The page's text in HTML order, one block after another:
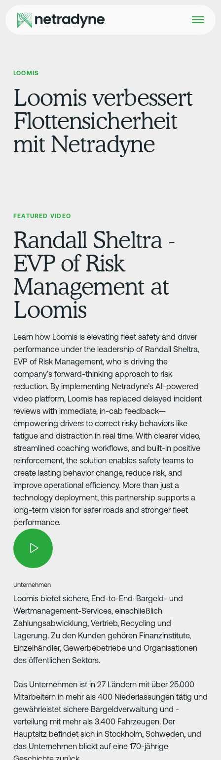
LOOMIS
Loomis verbessert
Flottensicherheit
mit Netradyne
FEATURED VIDEO
Randall Sheltra -
EVP of Risk
Management at
Loomis
Learn how Loomis is elevating fleet safety and driver
performance under the leadership of Randall Sheltra,
EVP of Risk Management, who is driving the
company’s forward-thinking approach to risk
reduction. By implementing Netradyne’s AI-powered
video platform, Loomis has replaced delayed incident
reviews with immediate, in-cab feedback—
empowering drivers to correct risky behaviors like
fatigue and distraction in real time. With clearer video,
streamlined coaching workflows, and built-in positive
reinforcement, the solution enables safety teams to
create lasting behavior change, reduce risk, and
improve operational efficiency. More than just a
technology deployment, this partnership supports a
long-term vision for safer roads and stronger fleet
performance.
Unternehmen
Loomis bietet sichere, End-to-End-Bargeld- und
Wertmanagement-Services, einschließlich
Zahlungsabwicklung, Vertrieb, Recycling und
Lagerung. Zu den Kunden gehören Finanzinstitute,
Einzelhändler, Gewerbebetriebe und Organisationen
des öffentlichen Sektors.
Das Unternehmen ist in 27 Ländern mit über 25.000
Mitarbeitern in mehr als 400 Niederlassungen tätig und
gewährleistet sichere Bargeldverwaltung und -
verteilung mit mehr als 3.400 Fahrzeugen. Der
Hauptsitz befindet sich in Stockholm, Schweden, und
das Unternehmen blickt auf eine 170-jährige